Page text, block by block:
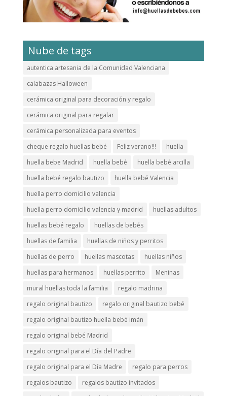
Nube de tags
autentica artesania de la Comunidad Valenciana
calabazas Halloween
cerámica original para decoración y regalo
cerámica original para regalar
cerámica personalizada para eventos
cheque regalo huellas bebé
Feliz verano!!!
huella
huella bebe Madrid
huella bebé
huella bebé arcilla
huella bebé regalo bautizo
huella bebé Valencia
huella perro domicilio valencia
huella perro domicilio valencia y madrid
huellas adultos
huellas bebé regalo
huellas de bebés
huellas de familia
huellas de niños y perritos
huellas de perro
huellas mascotas
huellas niños
huellas para hermanos
huellas perrito
Meninas
mural huellas toda la familia
regalo madrina
regalo original bautizo
regalo original bautizo bebé
regalo original bautizo huella bebé imán
regalo original bebé Madrid
regalo original para el Día del Padre
regalo original para el Día Madre
regalo para perros
regalos bautizo
regalos bautizo invitados